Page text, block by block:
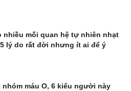
nhiều mối quan hệ tự nhiên nhạt
lý do rất đời nhưng ít ai để ý
nhóm máu O, 6 kiểu người này